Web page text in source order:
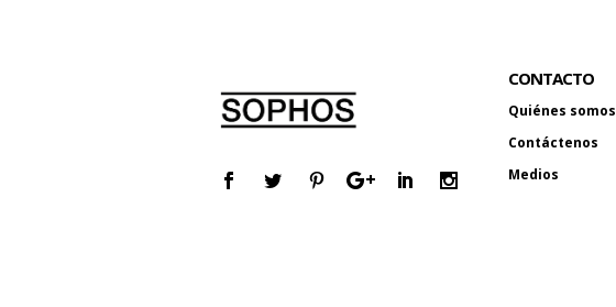
CONTACTO
Quiénes somos
Contáctenos
Medios